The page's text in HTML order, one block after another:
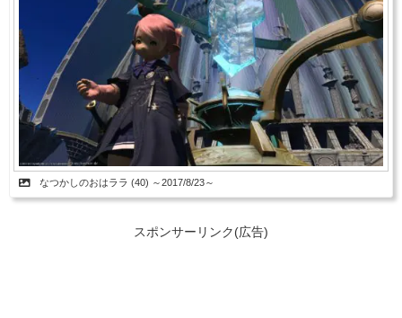
なつかしのおはララ (40) ～2017/8/23～
スポンサーリンク(広告)